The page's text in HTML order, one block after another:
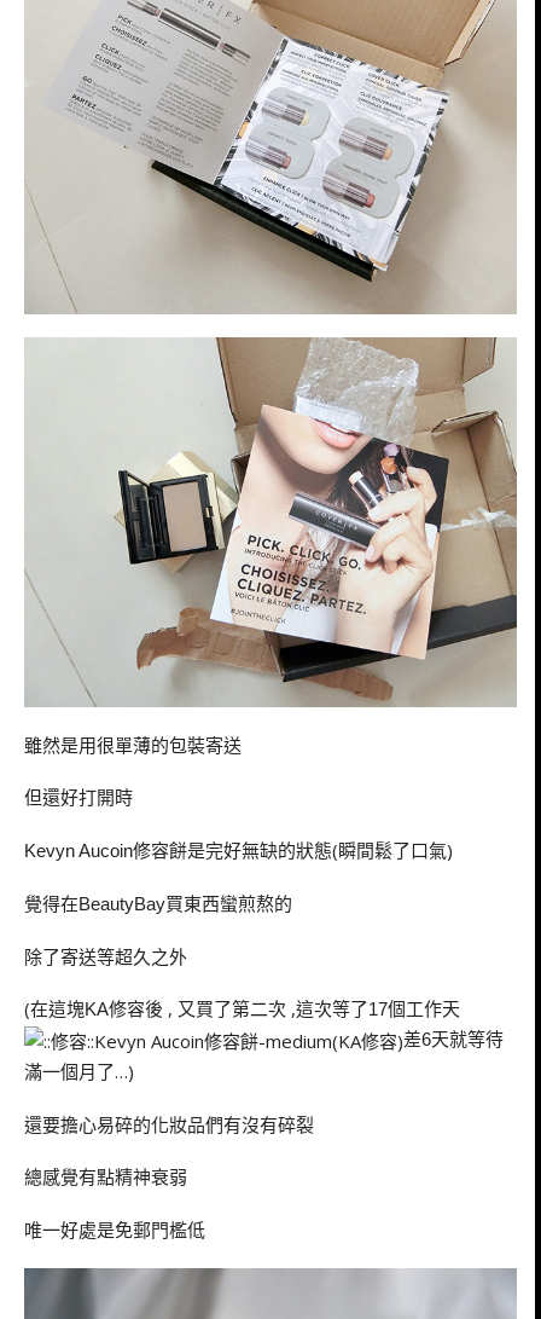
雖然是用很單薄的包裝寄送
但還好打開時
Kevyn Aucoin修容餅是完好無缺的狀態(瞬間鬆了口氣)
覺得在BeautyBay買東西蠻煎熬的
除了寄送等超久之外
(在這塊KA修容後 , 又買了第二次 ,這次等了17個工作天
差6天就等待
滿一個月了…)
還要擔心易碎的化妝品們有沒有碎裂
總感覺有點精神衰弱
唯一好處是免郵門檻低